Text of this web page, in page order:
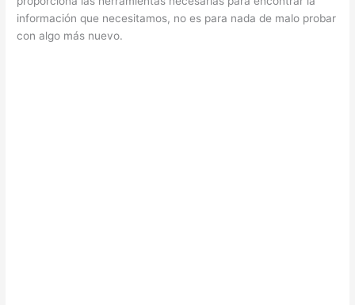
información que necesitamos, no es para nada de malo probar
con algo más nuevo.